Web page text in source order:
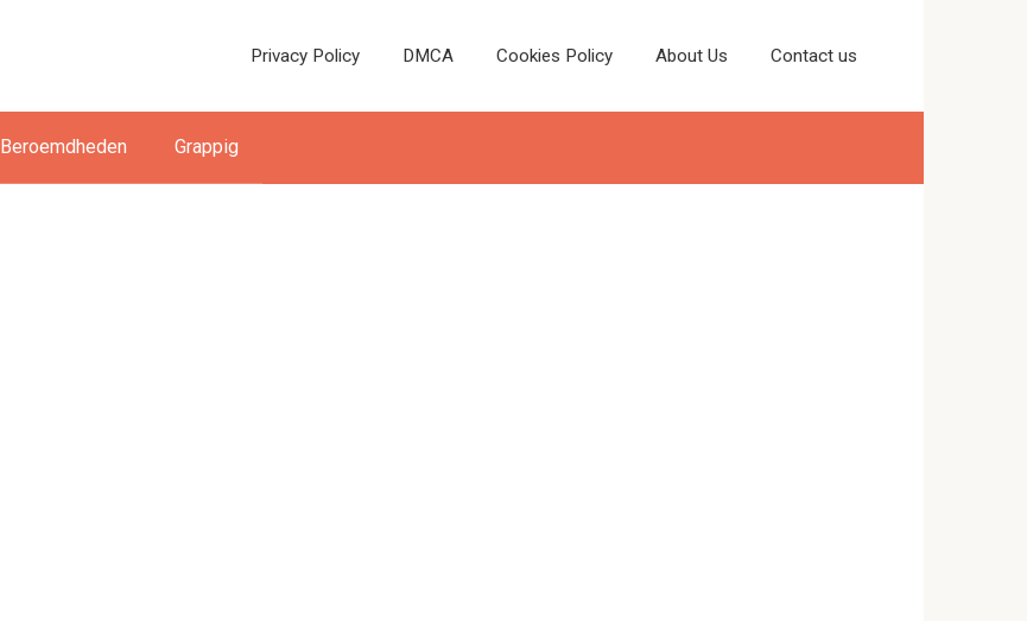
Privacy Policy DMCA Cookies Policy About Us Contact us
Beroemdheden Grappig